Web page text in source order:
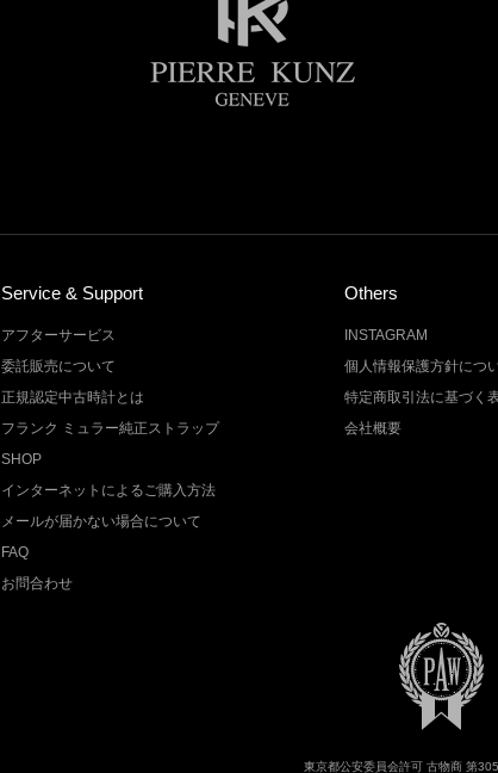
Service & Support
アフターサービス
委託販売について
正規認定中古時計とは
フランク ミュラー純正ストラップ
SHOP
インターネットによるご購入方法
メールが届かない場合について
FAQ
お問合わせ
Others
INSTAGRAM
個人情報保護方針につ
特定商取引法に基づく
会社概要
東京都公安委員会許可 古物商 第